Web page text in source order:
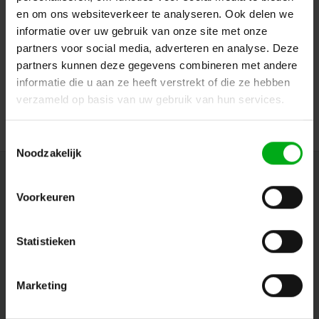
en om ons websiteverkeer te analyseren. Ook delen we
informatie over uw gebruik van onze site met onze
partners voor social media, adverteren en analyse. Deze
partners kunnen deze gegevens combineren met andere
informatie die u aan ze heeft verstrekt of die ze hebben
verzameld op basis van uw gebruik van hun services.
Noodzakelijk
Voorkeuren
Statistieken
Marketing
Showgear | 91136 | Powersplit 32 True1
Showgear |
In stock delivery time 2 to 3 working days
Login for prices
Get the latest updates, news and product offers via email